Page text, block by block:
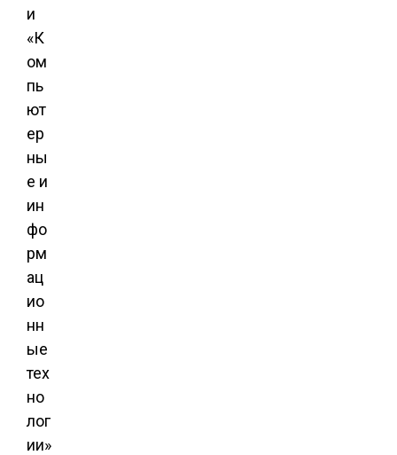
и
«К
ом
пь
ют
ер
ны
е и
ин
фо
рм
ац
ио
нн
ые
тех
но
лог
ии»